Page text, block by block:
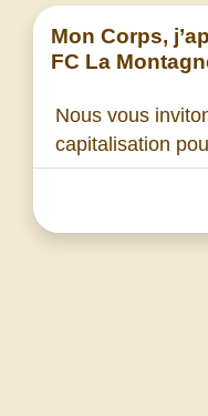
Mon Corps,
FC La
Nous vous
capitalisation